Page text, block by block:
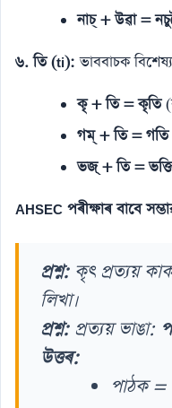
নাচ্ + উৱা =
৬. তি (ti): ভাববাচক
কৃ + তি = কৃতি
গম্ + তি = গতি
ভজ্ + তি =
AHSEC পৰীক্ষাৰ বাবে
প্ৰশ্ন:কৃৎ প্ৰত্যয়
লিখা।
প্ৰশ্ন:প্ৰত্যয় ভাঙা:
উত্তৰ:
পাঠক